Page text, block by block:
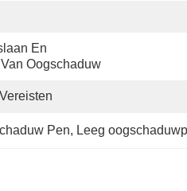
En
Oogschaduw
Pen, Leeg